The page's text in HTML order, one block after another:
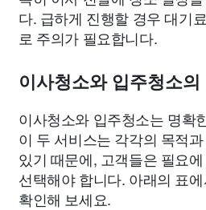
다. 급하게 진행할 경우 대기
로 주의가 필요합니다.
이사청소와 입주청소의
이사청소와 입주청소는 명확
이 두 서비스는 각각의 목적
있기 때문에, 고객들은 필요
선택해야 합니다. 아래의 표
확인해 보세요.